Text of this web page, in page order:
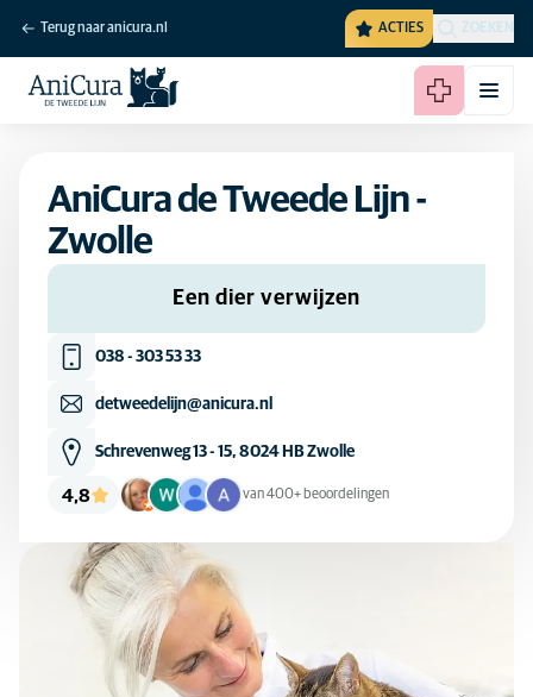
Terug naar anicura.nl ACTIES ZOEKEN
AniCura de Tweede Lijn -
Zwolle
Een dier verwijzen
038 - 303 53 33
detweedelijn@anicura.nl
Schrevenweg 13 - 15, 8024 HB Zwolle
4,8 van 400+ beoordelingen